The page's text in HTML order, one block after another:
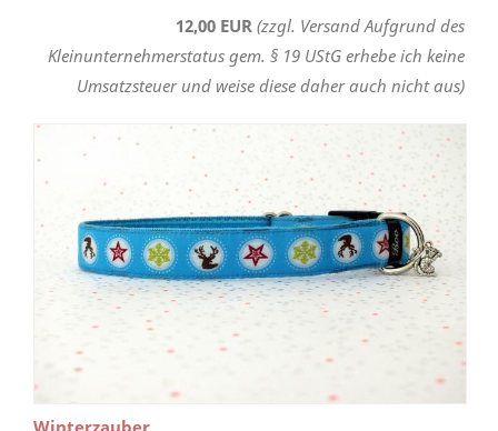
12,00 EUR (zzgl. Versand Aufgrund des
Kleinunternehmerstatus gem. § 19 UStG erhebe ich keine
Umsatzsteuer und weise diese daher auch nicht aus)